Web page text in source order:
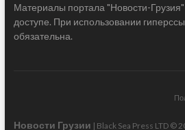
Материалы портала "Новости-
доступе. При использовании
обязательна.
Новости Грузии | Black Sea Press LTD ©